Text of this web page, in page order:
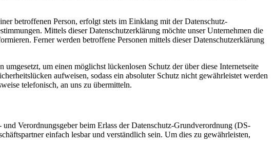
betroffenen Person, erfolgt stets im Einklang mit der Datenschutz-
Mittels dieser Datenschutzerklärung möchte unser Unternehmen die
Ferner werden betroffene Personen mittels dieser Datenschutzerklärung
um einen möglichst lückenlosen Schutz der über diese Internetseite
aufweisen, sodass ein absoluter Schutz nicht gewährleistet werden
telefonisch, an uns zu übermitteln.
Verordnungsgeber beim Erlass der Datenschutz-Grundverordnung (DS-
einfach lesbar und verständlich sein. Um dies zu gewährleisten,